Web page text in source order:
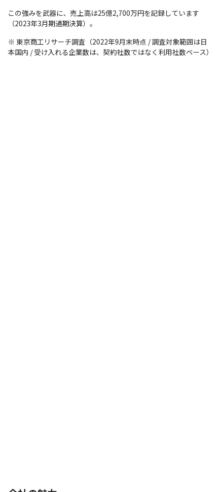
この強みを武器に、売上高は25億2,700万円を記録しています
（2023年3月期通期決算）。
※ 東京商工リサーチ調査（2022年9月末時点 / 調査対象範囲は日
本国内 / 受け入れる企業数は、契約社数ではなく利用社数ベース）